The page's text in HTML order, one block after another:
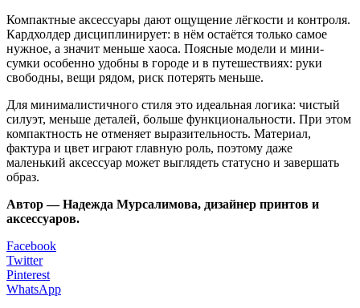
Компактные аксессуары дают ощущение лёгкости и контроля.
Кардхолдер дисциплинирует: в нём остаётся только самое
нужное, а значит меньше хаоса. Поясные модели и мини-
сумки особенно удобны в городе и в путешествиях: руки
свободны, вещи рядом, риск потерять меньше.
Для минималистичного стиля это идеальная логика: чистый
силуэт, меньше деталей, больше функциональности. При этом
компактность не отменяет выразительность. Материал,
фактура и цвет играют главную роль, поэтому даже
маленький аксессуар может выглядеть статусно и завершать
образ.
Автор — Надежда Мурсалимова, дизайнер принтов и
аксессуаров.
Facebook
Twitter
Pinterest
WhatsApp